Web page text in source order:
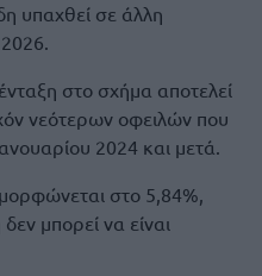
υπαχθεί σε άλλη
στο σχήμα αποτελεί
νεότερων οφειλών που
2024 και μετά.
στο 5,84%,
μπορεί να είναι